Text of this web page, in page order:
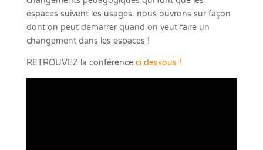
espaces suivent les usages. nous ouvrons sur façon
dont on peut démarrer quand on veut faire un
changement dans les espaces !
RETROUVEZ la conférence ci dessous !